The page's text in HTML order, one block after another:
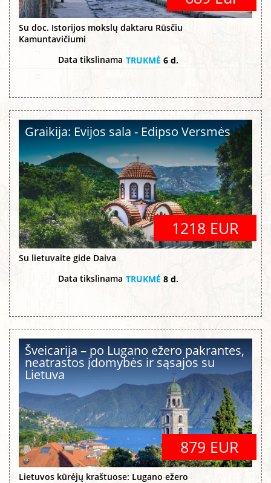
Su doc. Istorijos mokslų daktaru Rūsčiu
Kamuntavičiumi
Data tikslinama TRUKMĖ 6 d.
Graikija: Evijos sala - Edipso Versmės
1218 EUR
Su lietuvaite gide Daiva
Data tikslinama TRUKMĖ 8 d.
Šveicarija – po Lugano ežero pakrantes,
neatrastos įdomybės ir sąsajos su
Lietuva
879 EUR
Lietuvos kūrėjų kraštuose: Lugano ežero